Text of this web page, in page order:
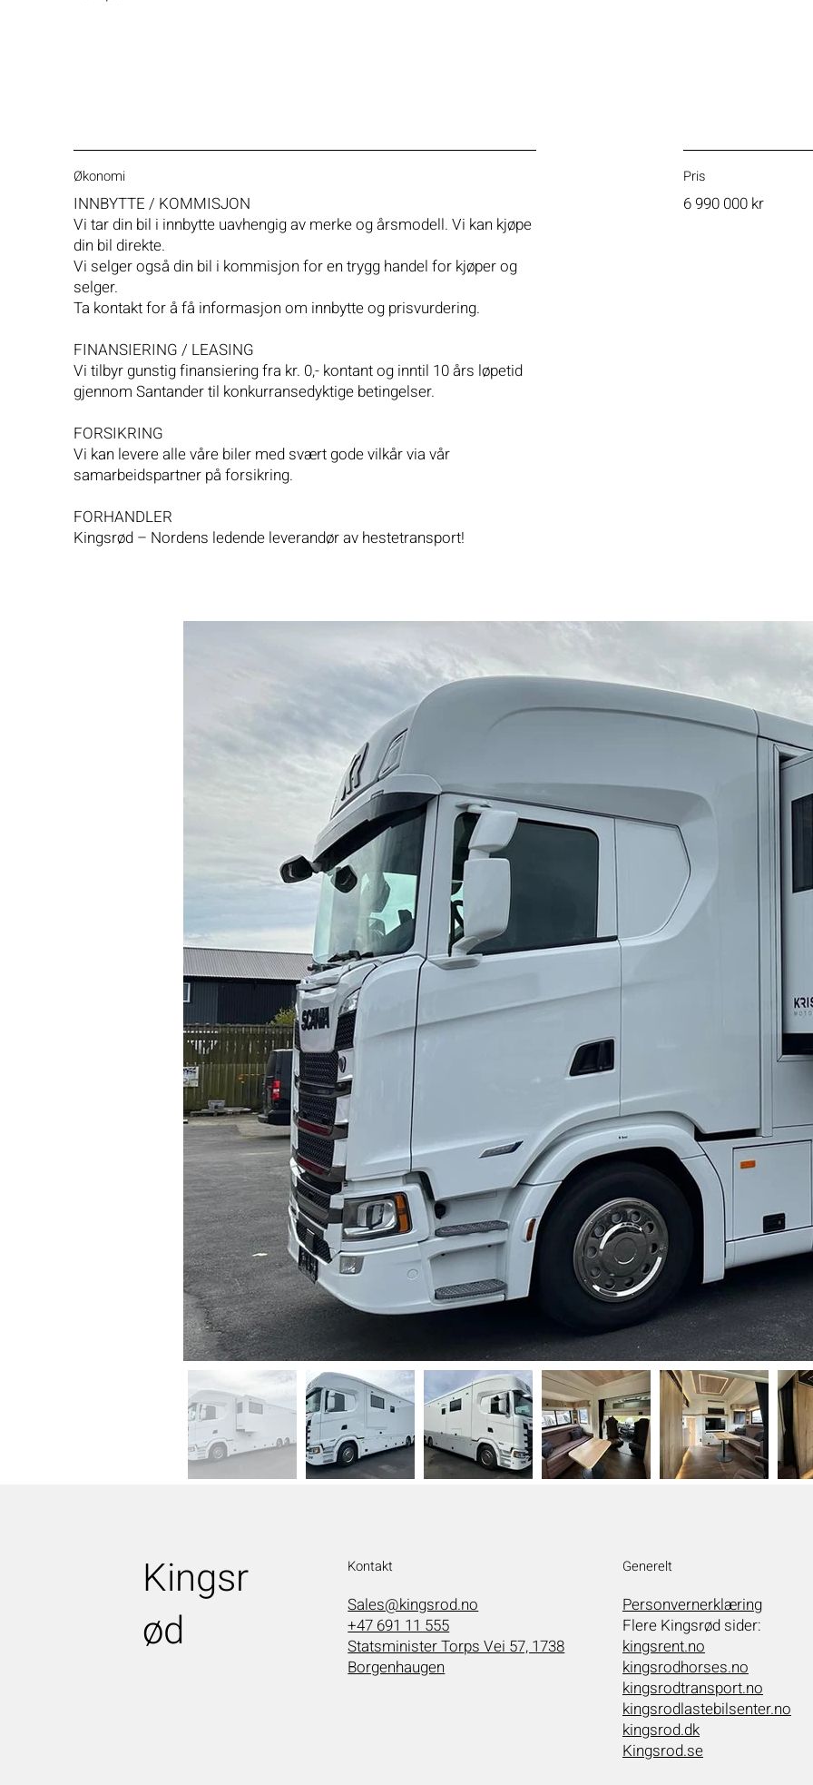
Økonomi
INNBYTTE / KOMMISJON
Vi tar din bil i innbytte uavhengig av merke og årsmodell. Vi kan kjøpe
din bil direkte.
Vi selger også din bil i kommisjon for en trygg handel for kjøper og
selger.
Ta kontakt for å få informasjon om innbytte og prisvurdering.
FINANSIERING / LEASING
Vi tilbyr gunstig finansiering fra kr. 0,- kontant og inntil 10 års løpetid
gjennom Santander til konkurransedyktige betingelser.
FORSIKRING
Vi kan levere alle våre biler med svært gode vilkår via vår
samarbeidspartner på forsikring.
FORHANDLER
Kingsrød – Nordens ledende leverandør av hestetransport!
Pris
6 990 000 kr
Kingsr
ød
Kontakt
Sales@kingsrod.no
+47 691 11 555
Statsminister Torps Vei 57, 1738
Borgenhaugen
Generelt
Personvernerklæring
Flere Kingsrød sider:
kingsrent.no
kingsrodhorses.no
kingsrodtransport.no
kingsrodlastebilsenter.no
kingsrod.dk
Kingsrod.se